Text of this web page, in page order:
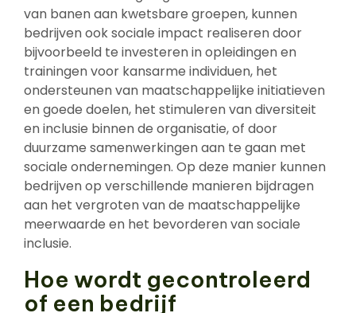
van banen aan kwetsbare groepen, kunnen
bedrijven ook sociale impact realiseren door
bijvoorbeeld te investeren in opleidingen en
trainingen voor kansarme individuen, het
ondersteunen van maatschappelijke initiatieven
en goede doelen, het stimuleren van diversiteit
en inclusie binnen de organisatie, of door
duurzame samenwerkingen aan te gaan met
sociale ondernemingen. Op deze manier kunnen
bedrijven op verschillende manieren bijdragen
aan het vergroten van de maatschappelijke
meerwaarde en het bevorderen van sociale
inclusie.
Hoe wordt gecontroleerd
of een bedrijf